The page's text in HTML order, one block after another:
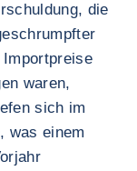
die
waren,
sich im
was einem